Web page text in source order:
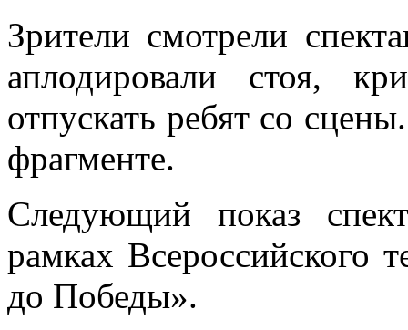
Зрители смотрели
аплодировали стоя,
отпускать ребят со
фрагменте.
Следующий показ
рамках Всероссийского
до Победы».